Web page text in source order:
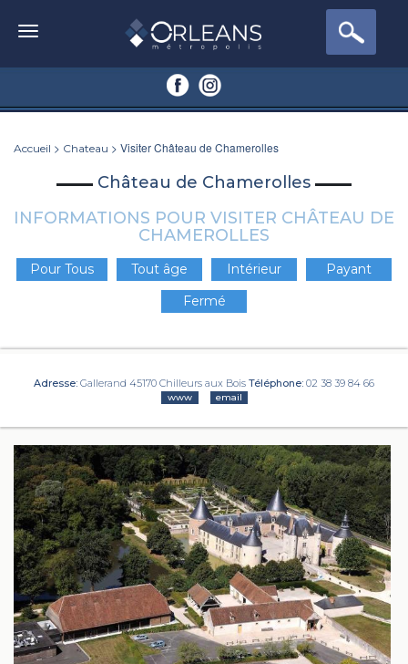
Accueil > Chateau > Visiter Château de Chamerolles
Château de Chamerolles
INFORMATIONS POUR VISITER CHÂTEAU DE
CHAMEROLLES
Pour Tous Tout âge Intérieur
Payant
Fermé
Adresse: Gallerand 45170 Chilleurs aux Bois Téléphone: 02 38 39 84 66
www email